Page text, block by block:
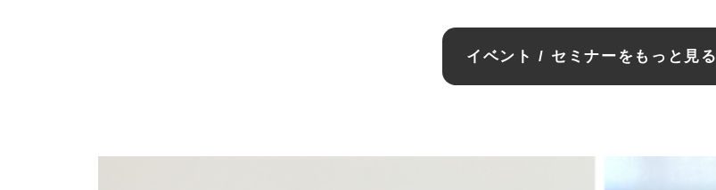
イベント / セミナーをもっと見る